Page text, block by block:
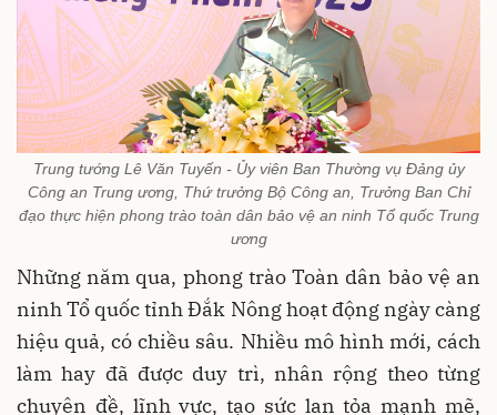
Trung tướng Lê Văn Tuyến - Ủy viên Ban Thường vụ Đảng ủy
Công an Trung ương, Thứ trưởng Bộ Công an, Trưởng Ban Chỉ
đạo thực hiện phong trào toàn dân bảo vệ an ninh Tổ quốc Trung
ương
Những năm qua, phong trào Toàn dân bảo vệ an
ninh Tổ quốc tỉnh Đắk Nông hoạt động ngày càng
hiệu quả, có chiều sâu. Nhiều mô hình mới, cách
làm hay đã được duy trì, nhân rộng theo từng
chuyên đề, lĩnh vực, tạo sức lan tỏa mạnh mẽ,